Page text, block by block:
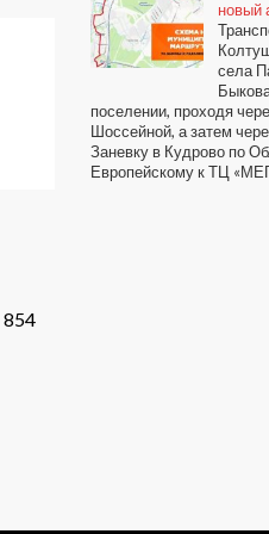
854
новый
села
поселении, проходя
Шоссейной, а затем
Заневку в Кудрово по
Европейскому к ТЦ